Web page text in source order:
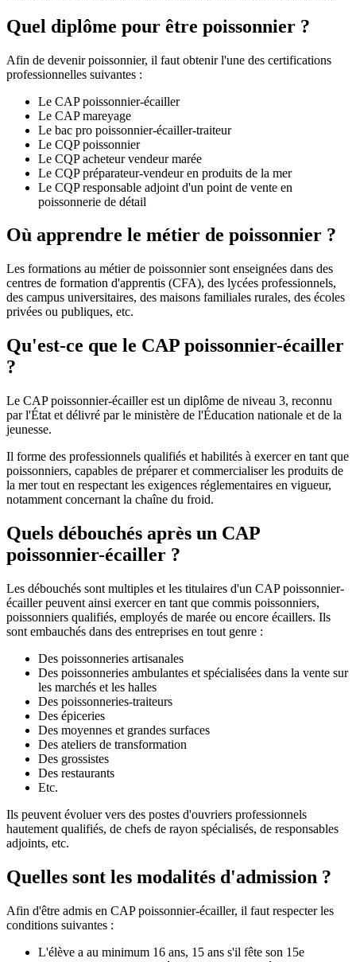
Quel diplôme pour être poissonnier ?
Afin de devenir poissonnier, il faut obtenir l'une des certifications
professionnelles suivantes :
Le CAP poissonnier-écailler
Le CAP mareyage
Le bac pro poissonnier-écailler-traiteur
Le CQP poissonnier
Le CQP acheteur vendeur marée
Le CQP préparateur-vendeur en produits de la mer
Le CQP responsable adjoint d'un point de vente en
poissonnerie de détail
Où apprendre le métier de poissonnier ?
Les formations au métier de poissonnier sont enseignées dans des
centres de formation d'apprentis (CFA), des lycées professionnels,
des campus universitaires, des maisons familiales rurales, des écoles
privées ou publiques, etc.
Qu'est-ce que le CAP poissonnier-écailler
?
Le CAP poissonnier-écailler est un diplôme de niveau 3, reconnu
par l'État et délivré par le ministère de l'Éducation nationale et de la
jeunesse.
Il forme des professionnels qualifiés et habilités à exercer en tant que
poissonniers, capables de préparer et commercialiser les produits de
la mer tout en respectant les exigences réglementaires en vigueur,
notamment concernant la chaîne du froid.
Quels débouchés après un CAP
poissonnier-écailler ?
Les débouchés sont multiples et les titulaires d'un CAP poissonnier-
écailler peuvent ainsi exercer en tant que commis poissonniers,
poissonniers qualifiés, employés de marée ou encore écaillers. Ils
sont embauchés dans des entreprises en tout genre :
Des poissonneries artisanales
Des poissonneries ambulantes et spécialisées dans la vente sur
les marchés et les halles
Des poissonneries-traiteurs
Des épiceries
Des moyennes et grandes surfaces
Des ateliers de transformation
Des grossistes
Des restaurants
Etc.
Ils peuvent évoluer vers des postes d'ouvriers professionnels
hautement qualifiés, de chefs de rayon spécialisés, de responsables
adjoints, etc.
Quelles sont les modalités d'admission ?
Afin d'être admis en CAP poissonnier-écailler, il faut respecter les
conditions suivantes :
L'élève a au minimum 16 ans, 15 ans s'il fête son 15e